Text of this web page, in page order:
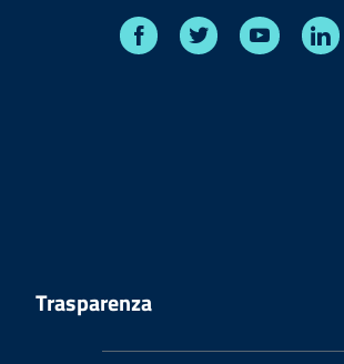
Facebook Twitter Youtube
Trasparenza